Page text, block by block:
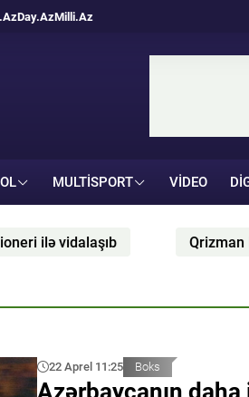
Day.AzMilli.Az
MULTISPORT VIDEO
Qrizman Liqalar
22 Aprel 11:25 Boks